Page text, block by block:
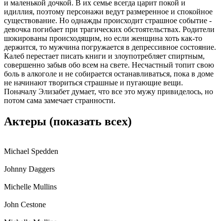
и маленькой дочкой. В их семье всегда царит покой и
идиллия, поэтому персонажи ведут размеренное и спокойное
существование. Но однажды происходит страшное событие -
девочка погибает при трагических обстоятельствах. Родители
шокированы происходящим, но если женщина хоть как-то
держится, то мужчина погружается в депрессивное состояние.
Калеб перестает писать книги и злоупотребляет спиртным,
совершенно забыв обо всем на свете. Несчастный топит свою
боль в алкоголе и не собирается останавливаться, пока в доме
не начинают твориться страшные и пугающие вещи.
Поначалу Элизабет думает, что все это мужу привиделось, но
потом сама замечает странности.
Актеры (показать всех)
Michael Spedden
Johnny Daggers
Michelle Mullins
John Cestone